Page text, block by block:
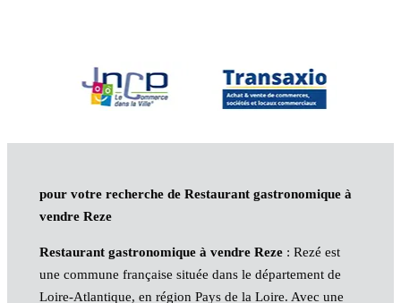
pour votre recherche de Restaurant gastronomique à
vendre Reze
Restaurant gastronomique à vendre Reze: Rezé est
une commune française située dans le département de
Loire-Atlantique, en région Pays de la Loire. Avec une